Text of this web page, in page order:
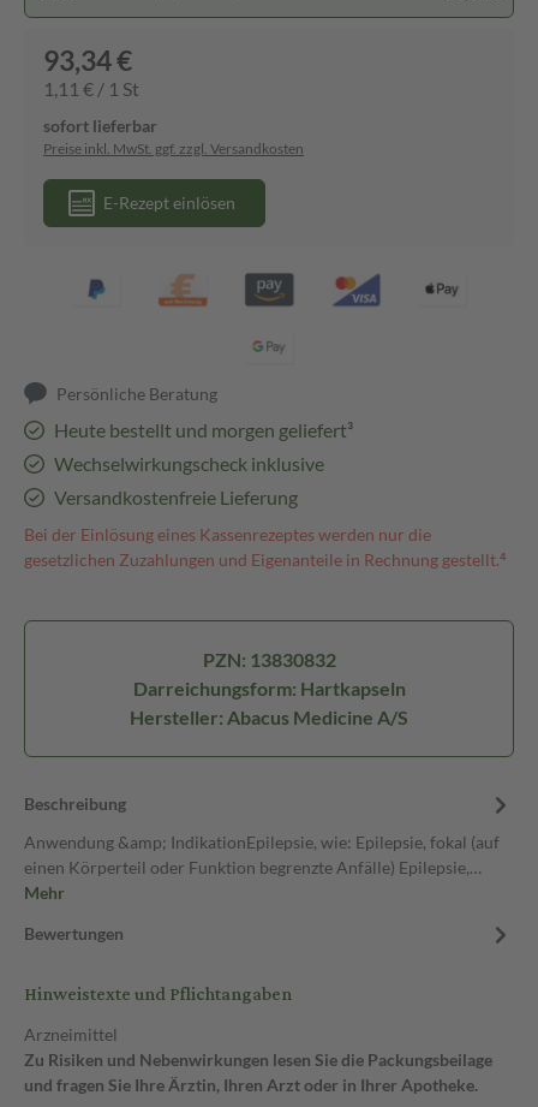
93,34 €
1,11 € / 1 St
sofort lieferbar
Preise inkl. MwSt. ggf. zzgl. Versandkosten
E-Rezept einlösen
Persönliche Beratung
Heute bestellt und morgen geliefert³
Wechselwirkungscheck inklusive
Versandkostenfreie Lieferung
Bei der Einlösung eines Kassenrezeptes werden nur die
gesetzlichen Zuzahlungen und Eigenanteile in Rechnung gestellt.⁴
PZN: 13830832
Darreichungsform: Hartkapseln
Hersteller: Abacus Medicine A/S
Beschreibung
Anwendung &amp; IndikationEpilepsie, wie: Epilepsie, fokal (auf
einen Körperteil oder Funktion begrenzte Anfälle) Epilepsie,…
Mehr
Bewertungen
Hinweistexte und Pflichtangaben
Arzneimittel
Zu Risiken und Nebenwirkungen lesen Sie die Packungsbeilage
und fragen Sie Ihre Ärztin, Ihren Arzt oder in Ihrer Apotheke.